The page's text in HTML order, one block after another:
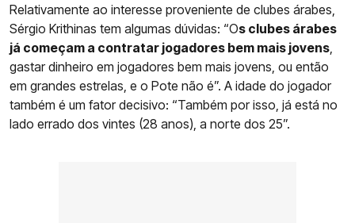
Relativamente ao interesse proveniente de clubes árabes,
Sérgio Krithinas tem algumas dúvidas: “Os clubes árabes
já começam a contratar jogadores bem mais jovens,
gastar dinheiro em jogadores bem mais jovens, ou então
em grandes estrelas, e o Pote não é”. A idade do jogador
também é um fator decisivo: “Também por isso, já está no
lado errado dos vintes (28 anos), a norte dos 25”.